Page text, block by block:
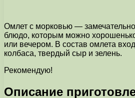
Омлет с морковью —
блюдо, которым можно
или вечером. В состав омлета
колбаса, твердый сыр и зелень.
Рекомендую!
Описание